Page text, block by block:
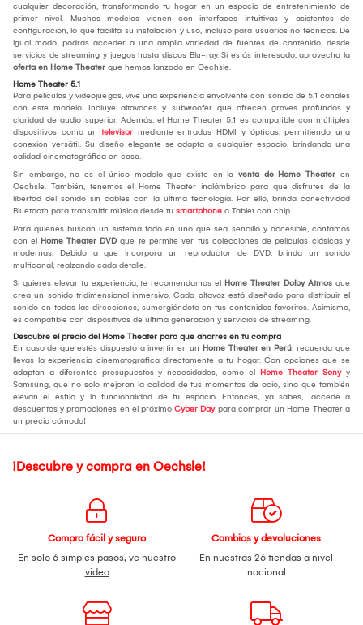
cualquier decoración, transformando tu hogar en un espacio de entretenimiento de
primer nivel. Muchos modelos vienen con interfaces intuitivas y asistentes de
configuración, lo que facilita su instalación y uso, incluso para usuarios no técnicos. De
igual modo, podrás acceder a una amplia variedad de fuentes de contenido, desde
servicios de streaming y juegos hasta discos Blu-ray. Si estás interesado, aprovecha la
oferta en Home Theater que hemos lanzado en Oechsle.
Home Theater 5.1
Para películas y videojuegos, vive una experiencia envolvente con sonido de 5.1 canales
con este modelo. Incluye altavoces y subwoofer que ofrecen graves profundos y
claridad de audio superior. Además, el Home Theater 5.1 es compatible con múltiples
dispositivos como un televisor mediante entradas HDMI y ópticas, permitiendo una
conexión versátil. Su diseño elegante se adapta a cualquier espacio, brindando una
calidad cinematográfica en casa.
Sin embargo, no es el único modelo que existe en la venta de Home Theater en
Oechsle. También, tenemos el Home Theater inalámbrico para que disfrutes de la
libertad del sonido sin cables con la última tecnología. Por ello, brinda conectividad
Bluetooth para transmitir música desde tu smartphone o Tablet con chip.
Para quienes buscan un sistema todo en uno que sea sencillo y accesible, contamos
con el Home Theater DVD que te permite ver tus colecciones de películas clásicas y
modernas. Debido a que incorpora un reproductor de DVD, brinda un sonido
multicanal, realzando cada detalle.
Si quieres elevar tu experiencia, te recomendamos el Home Theater Dolby Atmos que
crea un sonido tridimensional inmersivo. Cada altavoz está diseñado para distribuir el
sonido en todas las direcciones, sumergiéndote en tus contenidos favoritos. Asimismo,
es compatible con dispositivos de última generación y servicios de streaming.
Descubre el precio del Home Theater para que ahorres en tu compra
En caso de que estés dispuesto a invertir en un Home Theater en Perú, recuerda que
llevas la experiencia cinematográfica directamente a tu hogar. Con opciones que se
adaptan a diferentes presupuestos y necesidades, como el Home Theater Sonyy
Samsung, que no solo mejoran la calidad de tus momentos de ocio, sino que también
elevan el estilo y la funcionalidad de tu espacio. Entonces, ya sabes, ¡accede a
descuentos y promociones en el próximo Cyber Daypara comprar un Home Theater a
un precio cómodo!
¡Descubre y compra en Oechsle!
Compra fácil y seguro
En solo 6 simples pasos, ve nuestro
video
Cambios y devoluciones
En nuestras 26 tiendas a nivel
nacional